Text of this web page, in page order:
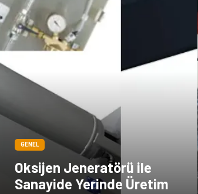
GENEL
Oksijen Jeneratörü ile
Sanayide Yerinde Üretim